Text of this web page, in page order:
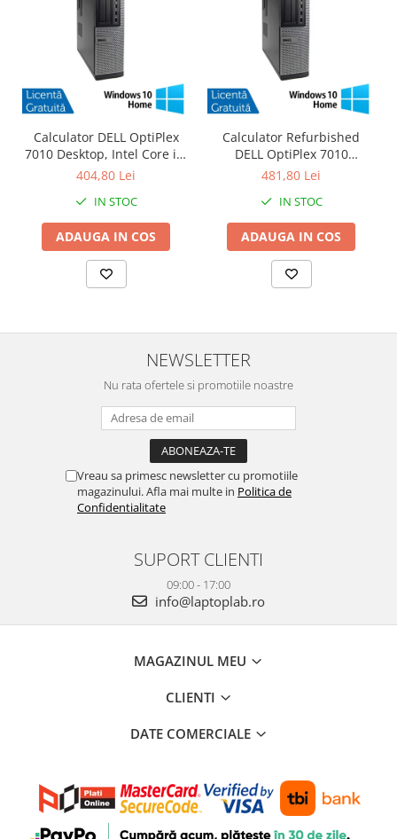
Calculator DELL OptiPlex
7010 Desktop, Intel Core i3-
3220 3.30GHz, 4GB DDR3,
Windows 10 Home
404,80 Lei
IN STOC
ADAUGA IN COS
Calculator Refurbished
DELL OptiPlex 7010
Desktop, Intel Core i3-3220
SSD + Windows 10 Home
481,80 Lei
IN STOC
ADAUGA IN COS
NEWSLETTER
Nu rata ofertele si promotiile noastre
Vreau sa primesc newsletter cu promotiile
magazinului. Afla mai multe in Politica de
Confidentialitate
SUPORT CLIENTI
09:00 - 17:00
info@laptoplab.ro
MAGAZINUL MEU
CLIENTI
DATE COMERCIALE